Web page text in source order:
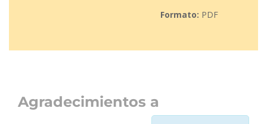
Formato: PDF
Agradecimientos a